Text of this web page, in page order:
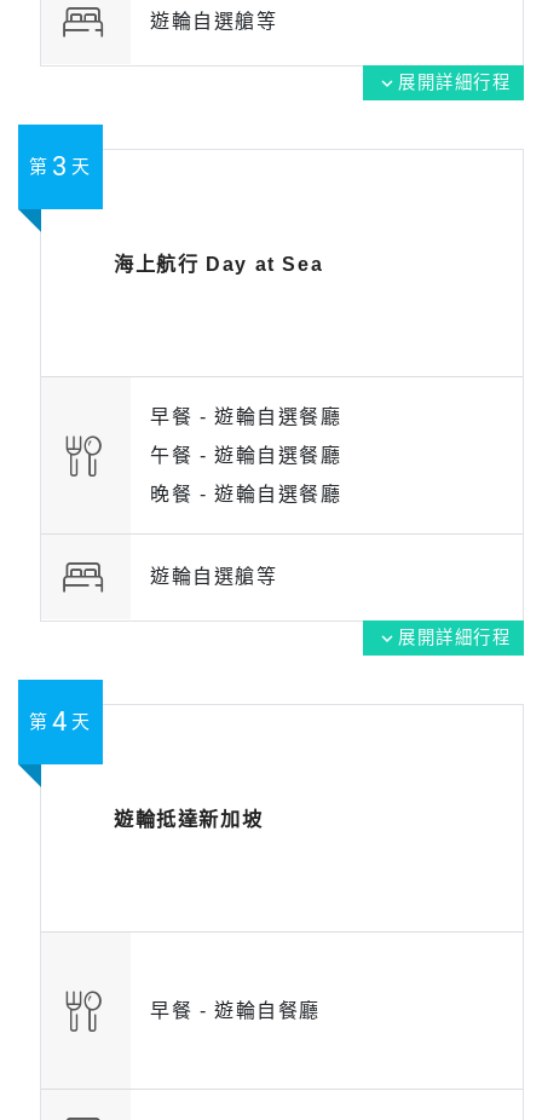
遊輪自選艙等
expand_more展開詳細行程
第 3 天
海上航行 Day at Sea
早餐 - 遊輪自選餐廳
午餐 - 遊輪自選餐廳
晚餐 - 遊輪自選餐廳
遊輪自選艙等
expand_more展開詳細行程
第 4 天
遊輪抵達新加坡
早餐 - 遊輪自餐廳